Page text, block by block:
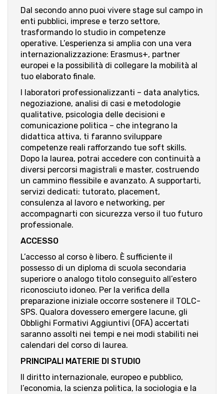
Dal secondo anno puoi vivere stage sul campo in
enti pubblici, imprese e terzo settore,
trasformando lo studio in competenze
operative. L’esperienza si amplia con una vera
internazionalizzazione: Erasmus+, partner
europei e la possibilità di collegare la mobilità al
tuo elaborato finale.
I laboratori professionalizzanti – data analytics,
negoziazione, analisi di casi e metodologie
qualitative, psicologia delle decisioni e
comunicazione politica – che integrano la
didattica attiva, ti faranno sviluppare
competenze reali rafforzando tue soft skills.
Dopo la laurea, potrai accedere con continuità a
diversi percorsi magistrali e master, costruendo
un cammino flessibile e avanzato. A supportarti,
servizi dedicati: tutorato, placement,
consulenza al lavoro e networking, per
accompagnarti con sicurezza verso il tuo futuro
professionale.
ACCESSO
L’accesso al corso è libero. È sufficiente il
posses­so di un diploma di scuola secondaria
superiore o analogo titolo conseguito all’estero
ricono­sciuto idoneo. Per la verifica della
preparazione iniziale occorre sostenere il TOLC-
SPS. Qualora dovessero emergere lacune, gli
Obblighi Forma­tivi Aggiuntivi (OFA) accertati
saranno assolti nei tempi e nei modi stabiliti nei
calendari del corso di laurea.
PRINCIPALI MATERIE DI STUDIO
Il diritto internazionale, europeo e pubblico,
l’economia, la scienza politica, la sociologia e la